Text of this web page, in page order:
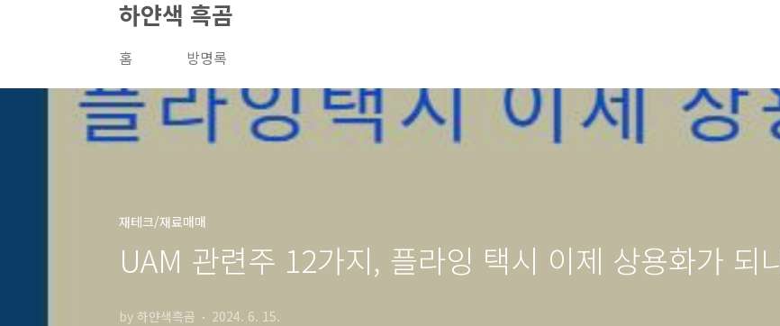
하얀색 흑곰
홈 방명록
재테크/재료매매
UAM 관련주 12가지, 플라잉 택시 이제 상용화가 되
by 하얀색흑곰 2024. 6. 15.